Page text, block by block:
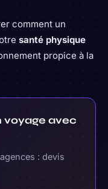
comment un
santé physique
propice à la
voyage avec
: devis